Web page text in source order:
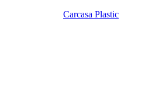
Carcasa Plastic